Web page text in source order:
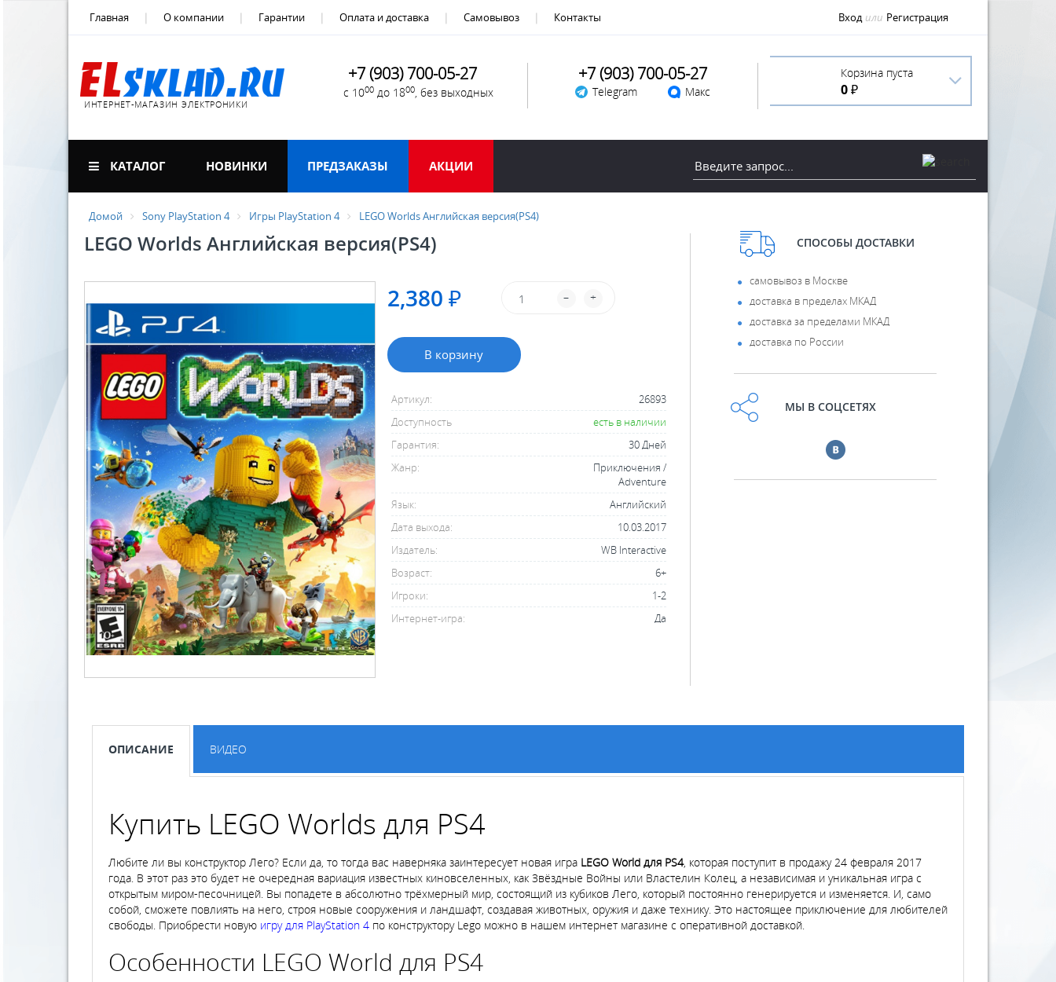
Главная О компании Гарантии Оплата и доставка Самовывоз Контакты Вход или Регистрация
ИНТЕРНЕТ-МАГАЗИН ЭЛЕКТРОНИКИ
+7 (903) 700-05-27
с 1000 до 1800, без выходных
+7 (903) 700-05-27
Telegram Макс
Корзина пуста
0 ₽
КАТАЛОГ НОВИНКИ ПРЕДЗАКАЗЫ АКЦИИ
Домой Sony PlayStation 4 Игры PlayStation 4 LEGO Worlds Английская версия(PS4)
LEGO Worlds Английская версия(PS4)
2,380 ₽ +
–
В корзину
Артикул:
26893
Доступность
есть в наличии
Гарантия:
30 Дней
Жанр:
Приключения /
Adventure
Язык:
Английский
Дата выхода:
10.03.2017
Издатель:
WB Interactive
Возраст:
6+
Игроки:
1-2
Интернет-игра:
Да
СПОСОБЫ ДОСТАВКИ
самовывоз в Москве
доставка в пределах МКАД
доставка за пределами МКАД
доставка по России
МЫ В СОЦСЕТЯХ
ОПИСАНИЕ ВИДЕО
Купить LEGO Worlds для PS4
Любите ли вы конструктор Лего? Если да, то тогда вас наверняка заинтересует новая игра LEGO World для PS4, которая поступит в продажу 24 февраля 2017
года. В этот раз это будет не очередная вариация известных киновселенных, как Звёздные Войны или Властелин Колец, а независимая и уникальная игра с
открытым миром-песочницей. Вы попадете в абсолютно трёхмерный мир, состоящий из кубиков Лего, который постоянно генерируется и изменяется. И, само
собой, сможете повлиять на него, строя новые сооружения и ландшафт, создавая животных, оружия и даже технику. Это настоящее приключение для любителей
свободы. Приобрести новую игру для PlayStation 4 по конструктору Lego можно в нашем интернет магазине с оперативной доставкой.
Особенности LEGO World для PS4